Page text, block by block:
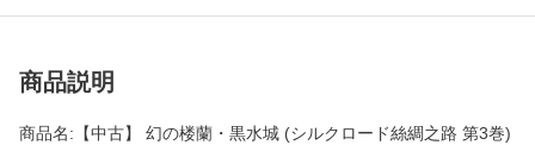
商品説明
商品名:【中古】 幻の楼蘭・黒水城 (シルクロード絲綢之路 第3巻)